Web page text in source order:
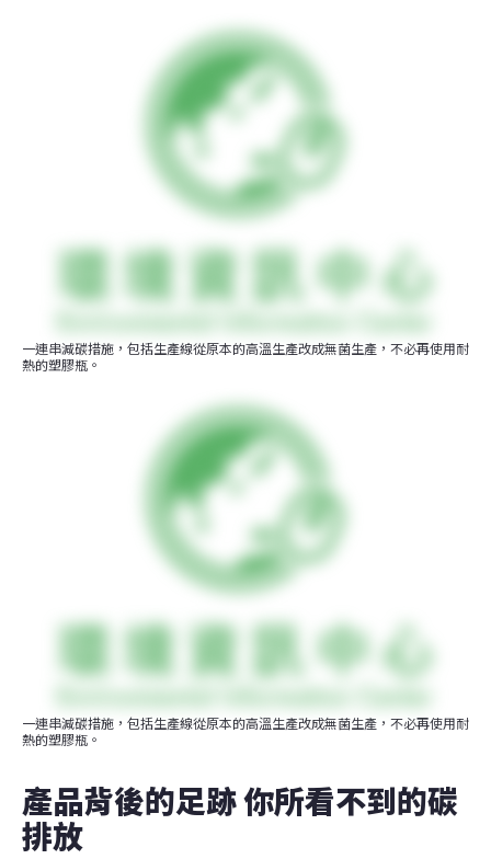
一連串減碳措施，包括生產線從原本的高溫生產改成無菌生產，不必再使用耐
熱的塑膠瓶。
一連串減碳措施，包括生產線從原本的高溫生產改成無菌生產，不必再使用耐
熱的塑膠瓶。
產品背後的足跡 你所看不到的碳
排放